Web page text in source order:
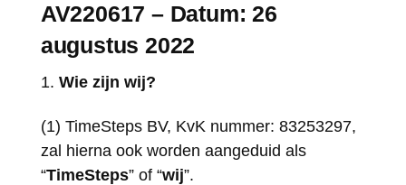
AV220617 – Datum: 26
augustus 2022
Wie zijn wij?
(1) TimeSteps BV, KvK nummer: 83253297,
zal hierna ook worden aangeduid als
“TimeSteps” of “wij”.